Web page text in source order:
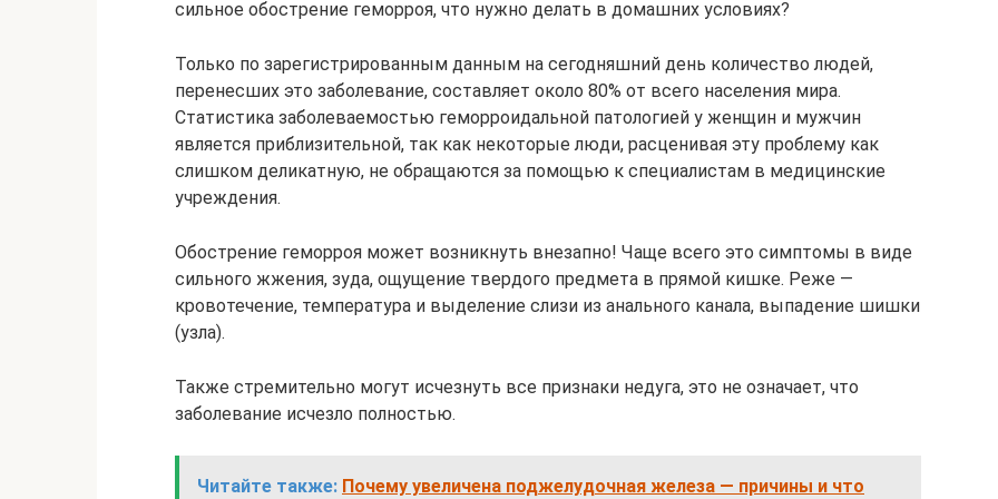
сильное обострение геморроя, что нужно делать в домашних условиях?
Только по зарегистрированным данным на сегодняшний день количество людей,
перенесших это заболевание, составляет около 80% от всего населения мира.
Статистика заболеваемостью геморроидальной патологией у женщин и мужчин
является приблизительной, так как некоторые люди, расценивая эту проблему как
слишком деликатную, не обращаются за помощью к специалистам в медицинские
учреждения.
Обострение геморроя может возникнуть внезапно! Чаще всего это симптомы в виде
сильного жжения, зуда, ощущение твердого предмета в прямой кишке. Реже —
кровотечение, температура и выделение слизи из анального канала, выпадение шишки
(узла).
Также стремительно могут исчезнуть все признаки недуга, это не означает, что
заболевание исчезло полностью.
Читайте также: Почему увеличена поджелудочная железа — причины и что